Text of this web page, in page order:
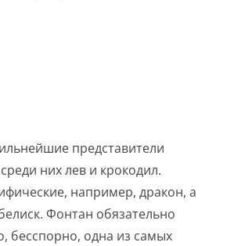
представители
них лев и крокодил.
например, дракон, а
Фонтан обязательно
бесспорно, одна из самых